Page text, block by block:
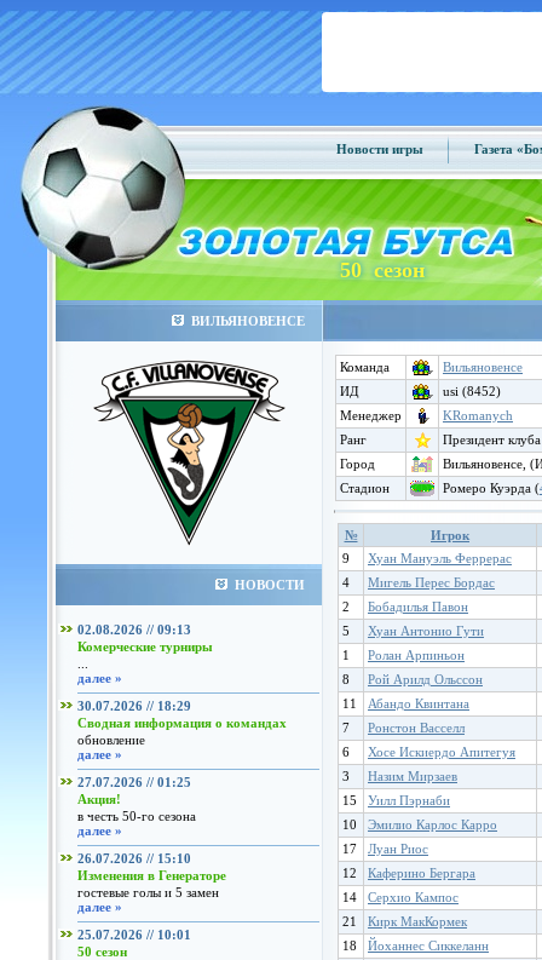
Новости игры Газета
50 сезон
ВИЛЬЯНОВЕНСЕ
НОВОСТИ
02.08.2026 // 09:13
Комерческие турниры
далее »
30.07.2026 // 18:29
Сводная информация о командах
обновление
далее »
27.07.2026 // 01:25
Акция!
в честь 50-го сезона
далее »
26.07.2026 // 15:10
Изменения в Генераторе
гостевые голы и 5 замен
далее »
25.07.2026 // 10:01
50 сезон
Команда
Вильяновенсе
ИД
usi (8452)
Менеджер
KRomanych
Ранг
Президент клуба
Город
Вильяновенсе,
Стадион
Ромеро Куэрда (
№
Игрок
9
Хуан Мануэль Феррерас
4
Мигель Перес Бордас
2
Бобадилья Павон
5
Хуан Антонио Гути
1
Ролан Арпиньон
8
Рой Арилд Ольссон
11
Абандо Квинтана
7
Ронстон Васселл
6
Хосе Искиердо Апитегуя
3
Назим Мирзаев
15
Уилл Пэрнаби
10
Эмилио Карлос Карро
17
Луан Риос
12
Каферино Бергара
14
Серхио Кампос
21
Кирк МакКормек
18
Йоханнес Сиккеланн